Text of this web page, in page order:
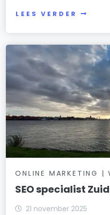
LEES VERDER
ONLINE MARKETING |
SEO specialist
21 november 2025